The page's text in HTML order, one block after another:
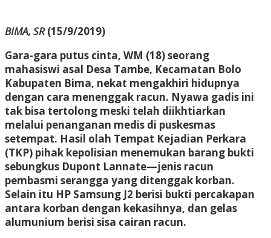
BIMA, SR(15/9/2019)
Gara-gara putus cinta, WM (18) seorang
mahasiswi asal Desa Tambe, Kecamatan Bolo
Kabupaten Bima, nekat mengakhiri hidupnya
dengan cara menenggak racun. Nyawa gadis ini
tak bisa tertolong meski telah diikhtiarkan
melalui penanganan medis di puskesmas
setempat. Hasil olah Tempat Kejadian Perkara
(TKP) pihak kepolisian menemukan barang bukti
sebungkus Dupont Lannate—jenis racun
pembasmi serangga yang ditenggak korban.
Selain itu HP Samsung J2 berisi bukti percakapan
antara korban dengan kekasihnya, dan gelas
alumunium berisi sisa cairan racun.